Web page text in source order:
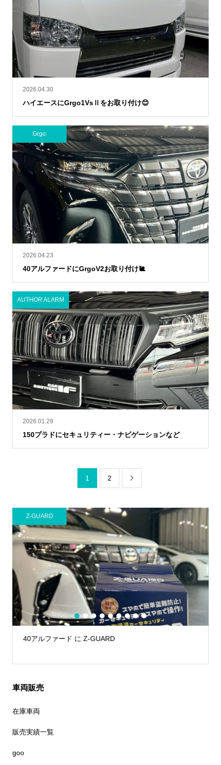
2026.04.30
ハイエースにGrgo1VsⅡをお取り付け😊
2026.04.23
40アルファードにGrgoV2お取り付け🐌
Grgo
2026.01.29
150プラドにセキュリティー・ナビゲーションなど
AUTHOR ALARM
1 2 
Z-GUARD
1 2 3 4 5 6 7 8 9
車両販売
在庫車両
販売実績一覧
goo